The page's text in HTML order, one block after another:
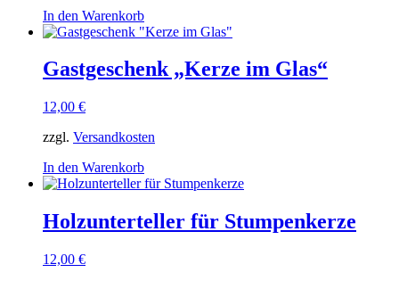
In den Warenkorb
Gastgeschenk „Kerze im Glas“
12,00 €
zzgl. Versandkosten
In den Warenkorb
Holzunterteller für Stumpenkerze
12,00 €